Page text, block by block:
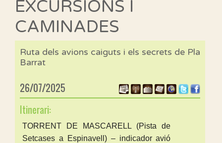
EXCURSIONS I
CAMINADES
Ruta dels avions caiguts i els secrets de Pla
Barrat
26/07/2025
Itinerari:
TORRENT DE MASCARELL (Pista de
Setcases a Espinavell) – indicador avió